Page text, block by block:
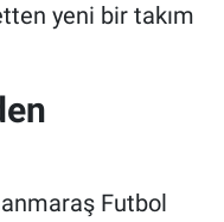
yeni bir takım
Futbol